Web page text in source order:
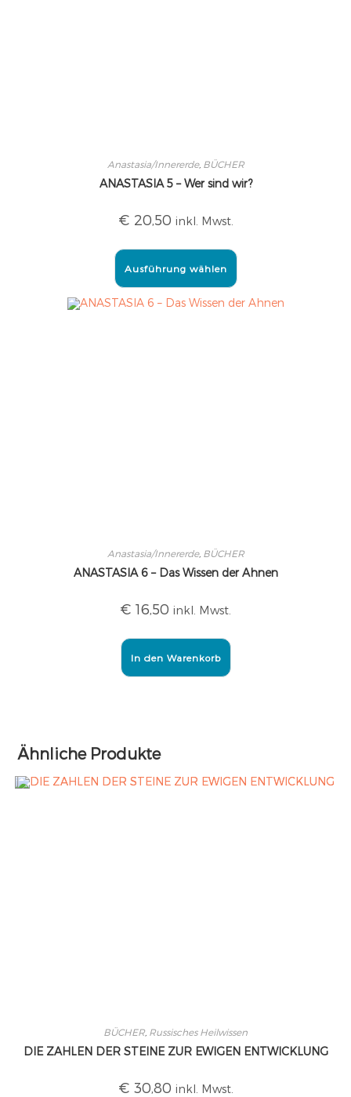
Anastasia/Innererde, BÜCHER
ANASTASIA 5 – Wer sind wir?
€ 20,50 inkl. Mwst.
Ausführung wählen
Anastasia/Innererde, BÜCHER
ANASTASIA 6 – Das Wissen der Ahnen
€ 16,50 inkl. Mwst.
In den Warenkorb
Ähnliche Produkte
BÜCHER, Russisches Heilwissen
DIE ZAHLEN DER STEINE ZUR EWIGEN ENTWICKLUNG
€ 30,80 inkl. Mwst.